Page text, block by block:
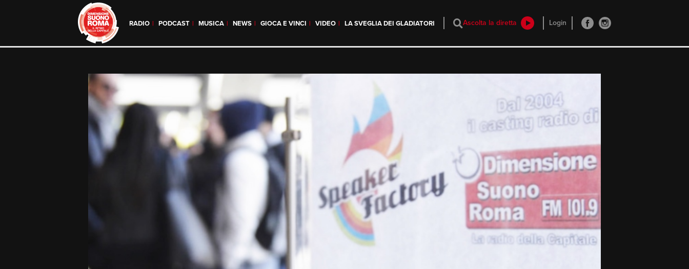
RADIO PODCAST MUSICA NEWS GIOCA E VINCI VIDEO LA SVEGLIA DEI GLADIATORI Ascolta la diretta Login